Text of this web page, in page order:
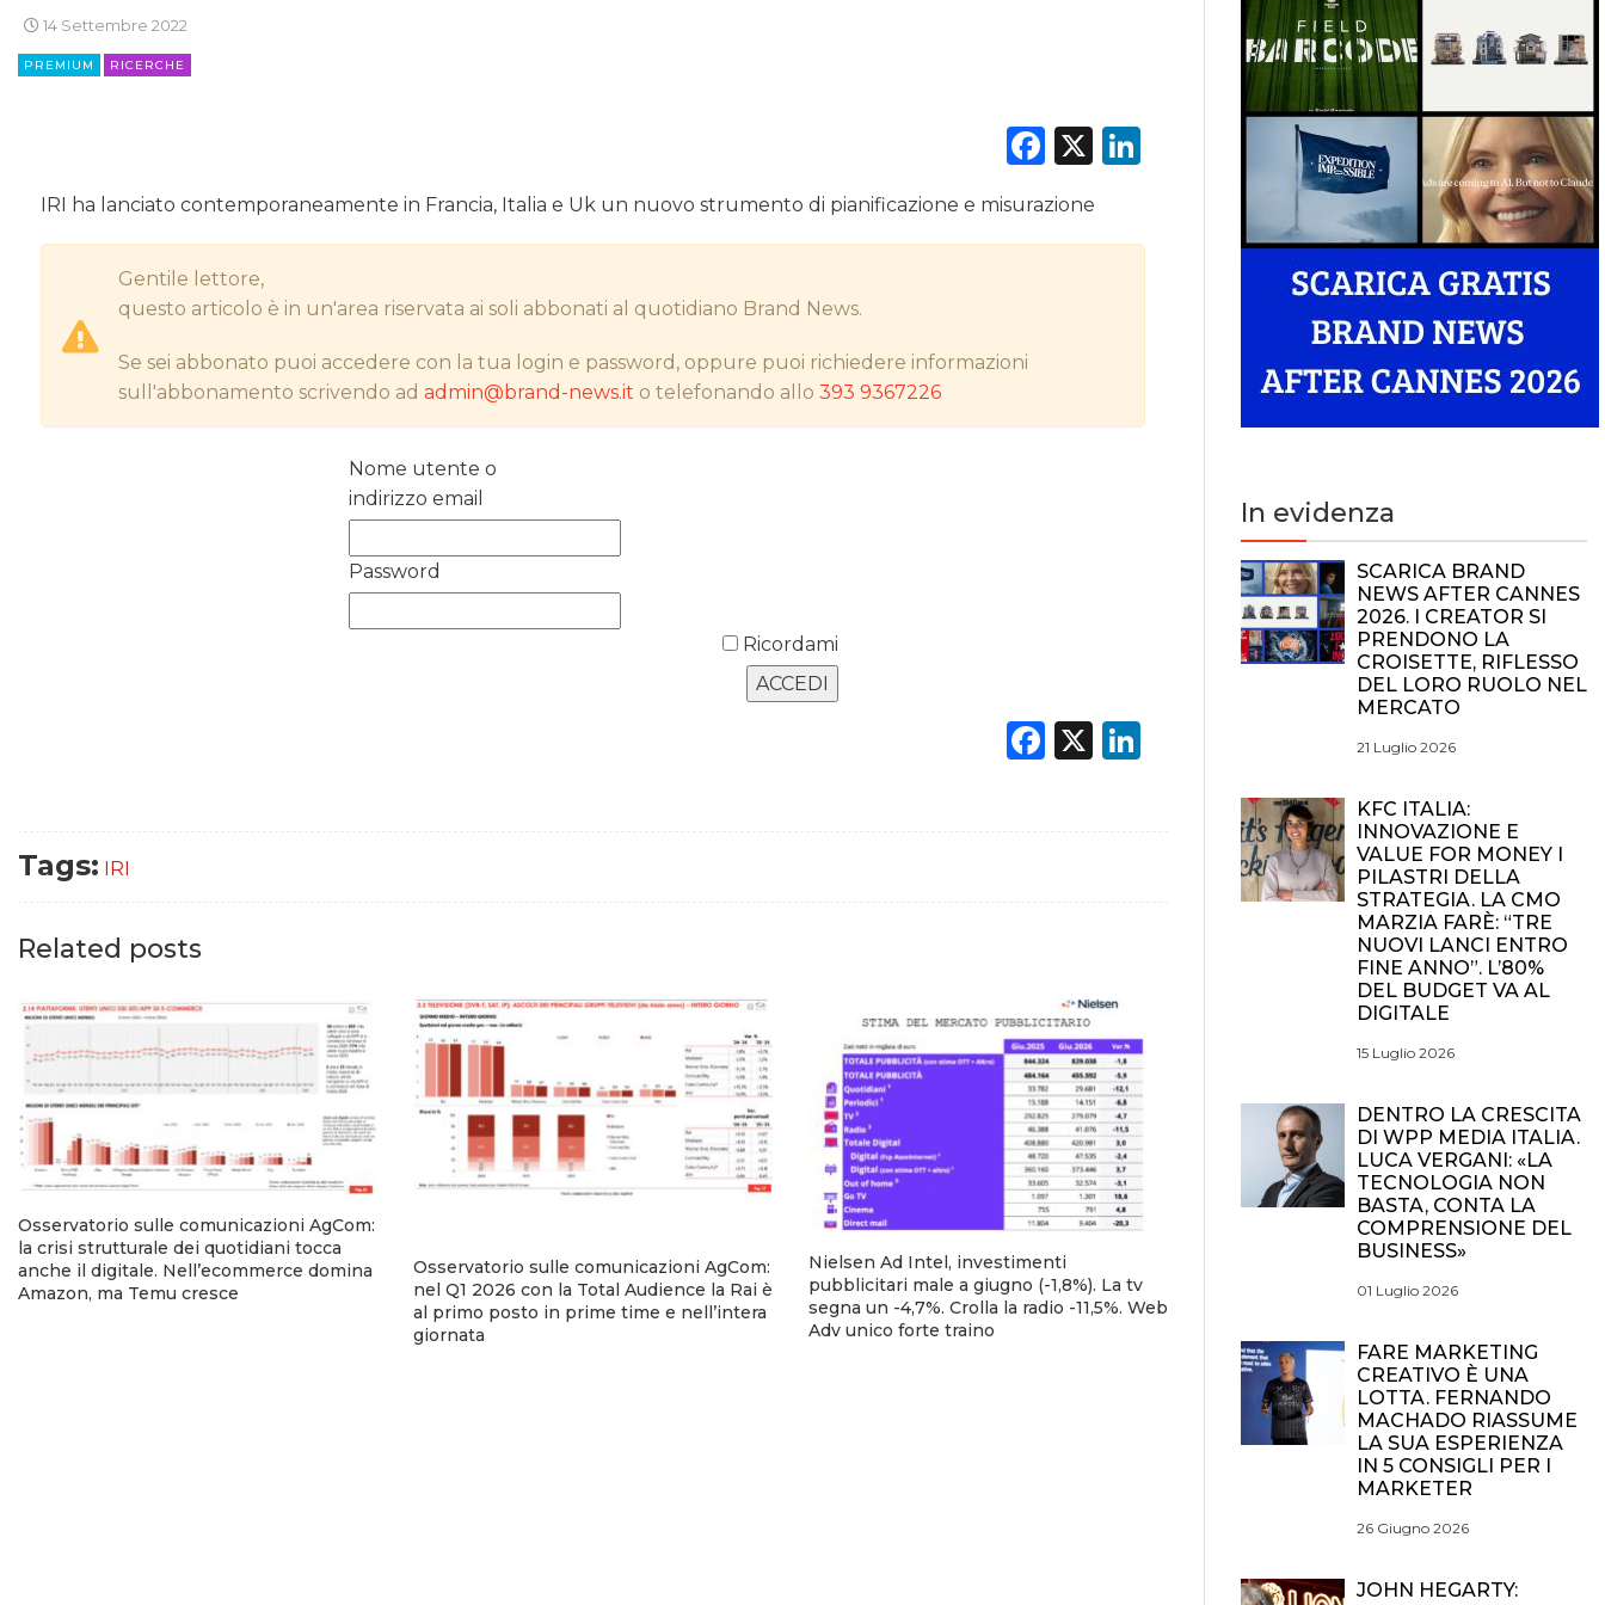
CASE HISTORY
14 Settembre 2022
PREMIUM RICERCHE
Facebook
X LinkedIn
IRI ha lanciato contemporaneamente in Francia, Italia e Uk un nuovo strumento di pianificazione e misurazione
Gentile lettore,
questo articolo è in un'area riservata ai soli abbonati al quotidiano Brand News.
Se sei abbonato puoi accedere con la tua login e password, oppure puoi richiedere informazioni
sull'abbonamento scrivendo adadmin@brand-news.it o telefonando allo393 9367226
Nome utente o
indirizzo email
Password
Ricordami
Facebook
X LinkedIn
Tags: IRI
Related posts
Osservatorio sulle comunicazioni AgCom:
la crisi strutturale dei quotidiani tocca
anche il digitale. Nell’ecommerce domina
Amazon, ma Temu cresce
Osservatorio sulle comunicazioni AgCom:
nel Q1 2026 con la Total Audience la Rai è
al primo posto in prime time e nell’intera
giornata
Nielsen Ad Intel, investimenti
pubblicitari male a giugno (-1,8%). La tv
segna un -4,7%. Crolla la radio -11,5%. Web
Adv unico forte traino
In evidenza
SCARICA BRAND
NEWS AFTER CANNES
2026. I CREATOR SI
PRENDONO LA
CROISETTE, RIFLESSO
DEL LORO RUOLO NEL
MERCATO
21 Luglio 2026
KFC ITALIA:
INNOVAZIONE E
VALUE FOR MONEY I
PILASTRI DELLA
STRATEGIA. LA CMO
MARZIA FARÈ: “TRE
NUOVI LANCI ENTRO
FINE ANNO”. L’80%
DEL BUDGET VA AL
DIGITALE
15 Luglio 2026
DENTRO LA CRESCITA
DI WPP MEDIA ITALIA.
LUCA VERGANI: «LA
TECNOLOGIA NON
BASTA, CONTA LA
COMPRENSIONE DEL
BUSINESS»
01 Luglio 2026
FARE MARKETING
CREATIVO È UNA
LOTTA. FERNANDO
MACHADO RIASSUME
LA SUA ESPERIENZA
IN 5 CONSIGLI PER I
MARKETER
26 Giugno 2026
JOHN HEGARTY: